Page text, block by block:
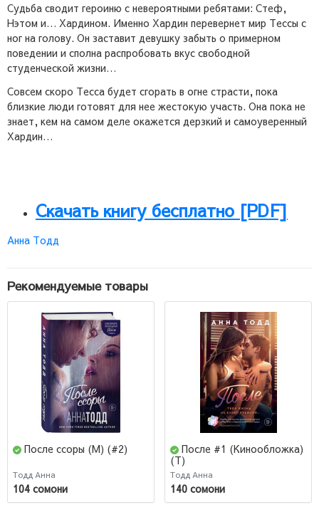
Судьба сводит героиню с невероятными ребятами: Стеф,
Нэтом и… Хардином. Именно Хардин перевернет мир Тессы с
ног на голову. Он заставит девушку забыть о примерном
поведении и сполна распробовать вкус свободной
студенческой жизни…
Совсем скоро Тесса будет сгорать в огне страсти, пока
близкие люди готовят для нее жестокую участь. Она пока не
знает, кем на самом деле окажется дерзкий и самоуверенный
Хардин…
Скачать книгу бесплатно [PDF]
Анна Тодд
Рекомендуемые товары
После ссоры (М) (#2)
Тодд Анна
104 сомони
После #1 (Кинообложка)
(Т)
Тодд Анна
140 сомони